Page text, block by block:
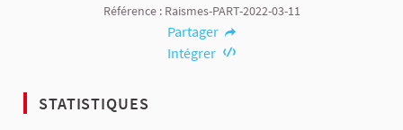
Référence : Raismes-PART-2022-03-11
Partager
Intégrer
STATISTIQUES